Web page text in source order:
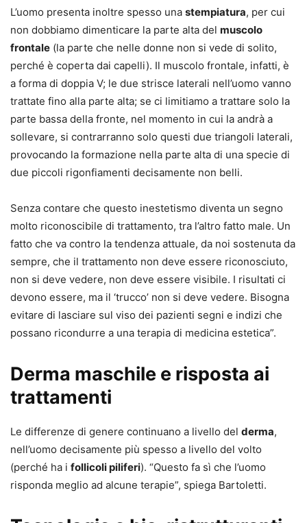
L’uomo presenta inoltre spesso una stempiatura, per cui
non dobbiamo dimenticare la parte alta del muscolo
frontale (la parte che nelle donne non si vede di solito,
perché è coperta dai capelli). Il muscolo frontale, infatti, è
a forma di doppia V; le due strisce laterali nell’uomo vanno
trattate fino alla parte alta; se ci limitiamo a trattare solo la
parte bassa della fronte, nel momento in cui la andrà a
sollevare, si contrarranno solo questi due triangoli laterali,
provocando la formazione nella parte alta di una specie di
due piccoli rigonfiamenti decisamente non belli.
Senza contare che questo inestetismo diventa un segno
molto riconoscibile di trattamento, tra l’altro fatto male. Un
fatto che va contro la tendenza attuale, da noi sostenuta da
sempre, che il trattamento non deve essere riconosciuto,
non si deve vedere, non deve essere visibile. I risultati ci
devono essere, ma il ‘trucco’ non si deve vedere. Bisogna
evitare di lasciare sul viso dei pazienti segni e indizi che
possano ricondurre a una terapia di medicina estetica”.
Derma maschile e risposta ai
trattamenti
Le differenze di genere continuano a livello del derma,
nell’uomo decisamente più spesso a livello del volto
(perché ha i follicoli piliferi). “Questo fa sì che l’uomo
risponda meglio ad alcune terapie”, spiega Bartoletti.